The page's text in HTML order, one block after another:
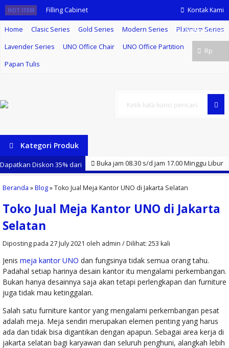
HOT ITEM Filling Cabinet
Uno UFL 8273
Jual Kursi
Uno ROMA
HAP-2
Jual Meja
Bogor
Locker Uno 12
Pintu UL - 12
Kursi Kantor
Kontak Kami
Member Area
Rp
Home Clasic Series Gold Series Modern Series
Platinum Series
Lavender Series
UNO Office Chair
UNO Office Partition
Papan Tulis
Kategori Produk
Buka jam 08.30 s/d jam 17.00 Minggu Libur
Dapatkan Diskon 35% dari
Beranda »Blog»Toko Jual Meja Kantor UNO di Jakarta Selatan
Toko Jual Meja Kantor UNO di Jakarta
Selatan
Diposting pada 27 July 2021 oleh admin / Dilihat: 253 kali
Jenis meja kantor UNO dan fungsinya tidak semua orang tahu.
Padahal setiap harinya desain kantor itu mengalami perkembangan.
Bukan hanya desainnya saja akan tetapi perlengkapan dan furniture
juga tidak mau ketinggalan.
Salah satu furniture kantor yang mengalami perkembangan pesat
adalah meja. Meja sendiri merupakan elemen penting yang harus
ada dan tidak bisa digantikan dengan apapun. Sebagai area kerja di
jakarta selatan bagi karyawan dan seluruh penghuni, alangkah lebih